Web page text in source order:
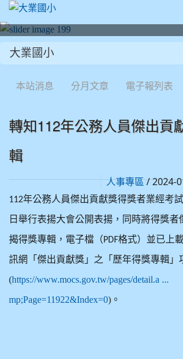
大業國小
本站消息 分月文章 電子報列表
轉知112年公務人員傑出貢
輯
人事專區/ 2024-
112年公務人員傑出貢獻獎得獎者業經考
日舉行表揚大會公開表揚，同時將得獎者
揭得獎專輯，電子檔（PDF格式）並已上
訊網「傑出貢獻獎」之「歷年得獎專輯」
(https://www.mocs.gov.tw/pages/detail.a ...
mp;Page=11922&Index=0)。